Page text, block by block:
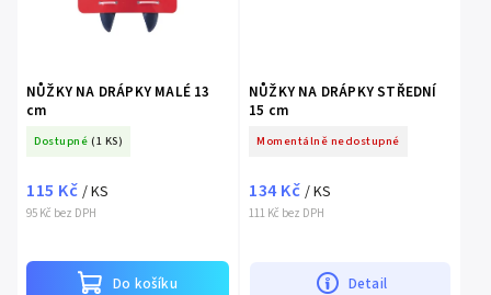
NŮŽKY NA DRÁPKY MALÉ 13
cm
Dostupné (1 KS)
95 Kč bez DPH
115 Kč / KS
Do košíku
NŮŽKY NA DRÁPKY STŘEDNÍ
15 cm
Momentálně nedostupné
111 Kč bez DPH
134 Kč / KS
Detail